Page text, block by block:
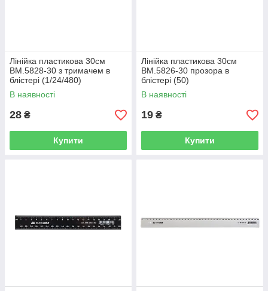
Лінійка пластикова 30см
BM.5828-30 з тримачем в
блістері (1/24/480)
В наявності
28 ₴
Купити
Лінійка пластикова 30см
BM.5826-30 прозора в
блістері (50)
В наявності
19 ₴
Купити